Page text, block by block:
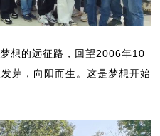
想的远征路，回望2006年10
芽，向阳而生。这是梦想开始